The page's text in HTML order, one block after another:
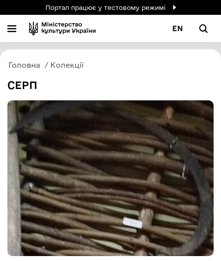
Портал працює у тестовому режимі
EN
Головна Колекції
СЕРП